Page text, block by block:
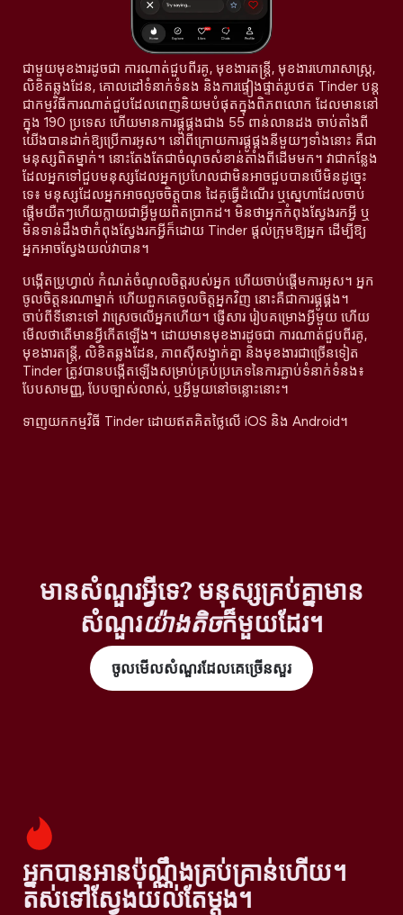
ជាមួយមុខងារដូចជា ការណាត់ជួបពីរគូ, មុខងារតន្រ្តី, មុខងារហោរាសាស្ត្រ,
លិខិតឆ្លងដែន, គោលដៅទំនាក់ទំនង និងការផ្ទៀងផ្ទាត់រូបថត Tinder បន្ត
ជាកម្មវិធីការណាត់ជួបដែលពេញនិយមបំផុតក្នុងពិភពលោក ដែលមាននៅ
ក្នុង 190 ប្រទេស ហើយមានការផ្គូផ្គងជាង 55 ពាន់លានដង ចាប់តាំងពី
យើងបានដាក់ឱ្យប្រើការអូស។ នៅពីក្រោយការផ្គូផ្គងនីមួយៗទាំងនោះ គឺជា
មនុស្សពិតម្នាក់។ នោះតែងតែជាចំណុចសំខាន់តាំងពីដើមមក។ វាជាកន្លែង
ដែលអ្នកទៅជួបមនុស្សដែលអ្នកប្រហែលជាមិនអាចជួបបានបើមិនដូច្នេះ
ទេ៖ មនុស្សដែលអ្នកអាចលួចចិត្តបាន ដៃគូធ្វើដំណើរ ឬស្នេហាដែលចាប់
ផ្តើមយឺតៗហើយក្លាយជាអ្វីមួយពិតប្រាកដ។ មិនថាអ្នកកំពុងស្វែងរកអ្វី ឬ
មិនទាន់ដឹងថាកំពុងស្វែងរកអ្វីក៏ដោយ Tinder ផ្តល់ក្រុមឱ្យអ្នក ដើម្បីឱ្យ
អ្នកអាចស្វែងយល់វាបាន។
បង្កើតប្រូហ្វាល់ កំណត់ចំណូលចិត្តរបស់អ្នក ហើយចាប់ផ្តើមការអូស។ អ្នក
ចូលចិត្តនរណាម្នាក់ ហើយពួកគេចូលចិត្តអ្នកវិញ នោះគឺជាការផ្គូផ្គង។
ចាប់ពីទីនោះទៅ វាស្រេចលើអ្នកហើយ។ ផ្ញើសារ រៀបគម្រោងអ្វីមួយ ហើយ
មើលថាតើមានអ្វីកើតឡើង។ ដោយមានមុខងារដូចជា ការណាត់ជួបពីរគូ,
មុខងារតន្រ្តី, លិខិតឆ្លងដែន, ភាពស៊ីសង្វាក់គ្នា និងមុខងារជាច្រើនទៀត
Tinder ត្រូវបានបង្កើតឡើងសម្រាប់គ្រប់ប្រភេទនៃការភ្ជាប់ទំនាក់ទំនង៖
បែបសាមញ្ញ, បែបច្បាស់លាស់, ឬអ្វីមួយនៅចន្លោះនោះ។
ទាញយកកម្មវិធី Tinder ដោយឥតគិតថ្លៃលើ iOS និង Android។
មានសំណួរអ្វីទេ? មនុស្សគ្រប់គ្នាមាន
សំណួរយ៉ាងតិចក៏មួយដែរ។
ចូលមើលសំណួរដែលគេច្រើនសួរ
អ្នកបានអានប៉ុណ្ណឹងគ្រប់គ្រាន់ហើយ។
តស់ទៅស្វែងយល់តែម្តង។